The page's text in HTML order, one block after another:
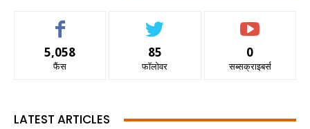
5,058
फैंस
85
फॉलोवर
0
सब्सक्राइबर्स
LATEST ARTICLES